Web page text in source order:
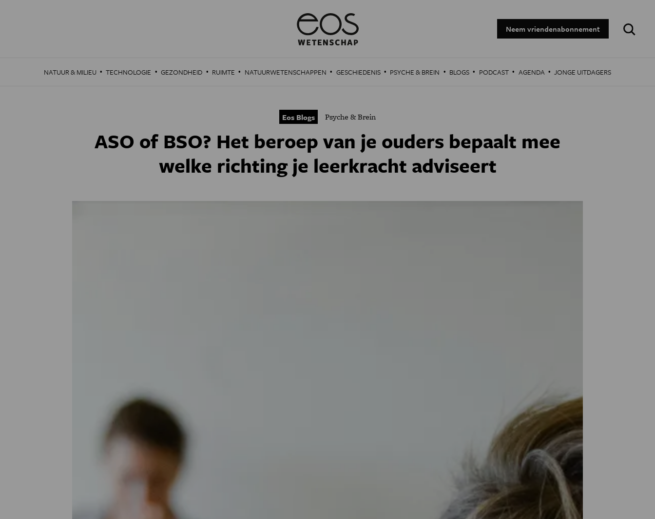
Neem vriendenabonnement
Zoeken:
NATUUR & MILIEU · TECHNOLOGIE · GEZONDHEID · RUIMTE · NATUURWETENSCHAPPEN · GESCHIEDENIS · PSYCHE & BREIN · BLOGS · PODCAST · AGENDA · JONGE UITDAGERS
Eos Blogs Psyche & Brein
ASO of BSO? Het beroep van je ouders bepaalt mee
welke richting je leerkracht adviseert